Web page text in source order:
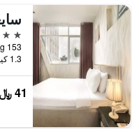
2 نجمتين
1.3 كيلومتر عن وسط المدينة
41 ﷼